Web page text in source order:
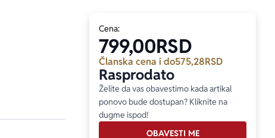
Cena:
799,00RSD
Članska cena i do575,28RSD
Rasprodato
Želite da vas obavestimo kada artikal
ponovo bude dostupan? Kliknite na
dugme ispod!
OBAVESTI ME